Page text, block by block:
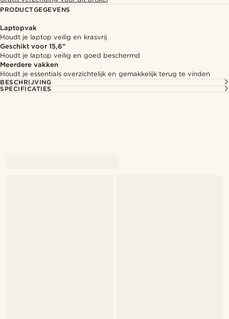
PRODUCTGEGEVENS
Laptopvak
Houdt je laptop veilig en krasvrij
Geschikt voor 15,6"
Houdt je laptop veilig en goed beschermd
Meerdere vakken
Houdt je essentials overzichtelijk en gemakkelijk terug te vinden
BESCHRIJVING
SPECIFICATIES